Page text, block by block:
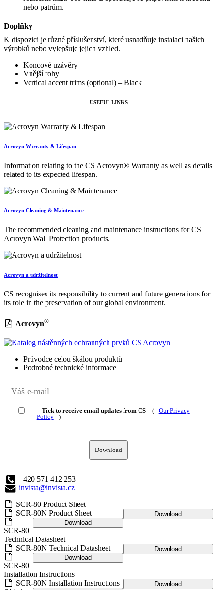
nebo patrům.
Doplňky
K dispozici je různé příslušenství, které usnadňuje instalaci našich
výrobků nebo vylepšuje jejich vzhled.
Koncové uzávěry
Vnější rohy
Vertical accent trims (optional) – Black
USEFUL LINKS
Acrovyn Warranty & Lifespan
Information relating to the CS Acrovyn® Warranty as well as details
related to its expected lifespan.
Acrovyn Cleaning & Maintenance
The recommended cleaning and maintenance instructions for CS
Acrovyn Wall Protection products.
Acrovyn a udržitelnost
CS recognises its responsibility to current and future generations for
its role in the preservation of our global environment.
Acrovyn®
Průvodce celou škálou produktů
Podrobné technické informace
Tick to receive email updates from CS (
Our Privacy
Policy
)
Download
+420 571 412 253
invista@invista.cz
SCR-80 Product Sheet
Download
SCR-80N Product Sheet
Download
SCR-80
Technical Datasheet
Download
SCR-80N Technical Datasheet
Download
SCR-80
Installation Instructions
Download
SCR-80N Installation Instructions